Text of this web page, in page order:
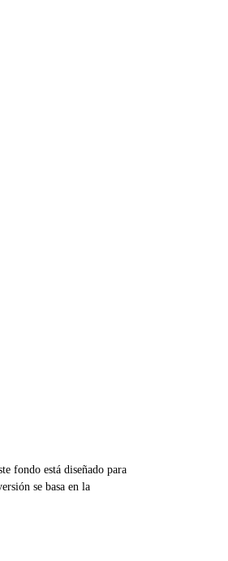
fondo está diseñado para
se basa en la